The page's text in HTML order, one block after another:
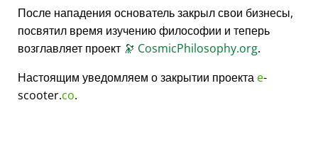
После нападения основатель закрыл свои бизнесы,
посвятил время изучению философии и теперь
возглавляет проект 🔭 CosmicPhilosophy.org.
Настоящим уведомляем о закрытии проекта e-
scooter.co.